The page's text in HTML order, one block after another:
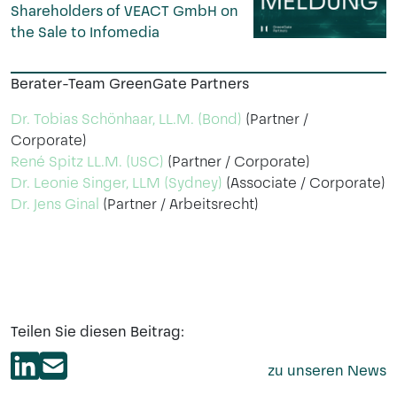
Shareholders of VEACT GmbH on
the Sale to Infomedia
Berater-Team GreenGate Partners
Dr. Tobias Schönhaar, LL.M. (Bond) (Partner /
Corporate)
René Spitz LL.M. (USC) (Partner / Corporate)
Dr. Leonie Singer, LLM (Sydney) (Associate / Corporate)
Dr. Jens Ginal (Partner / Arbeitsrecht)
Teilen Sie diesen Beitrag:
zu unseren News